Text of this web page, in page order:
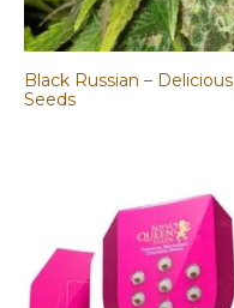
Black Russian – Delicious
Seeds